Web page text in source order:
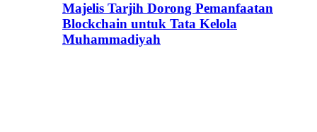
Majelis Tarjih Dorong Pemanfaatan
Blockchain untuk Tata Kelola
Muhammadiyah